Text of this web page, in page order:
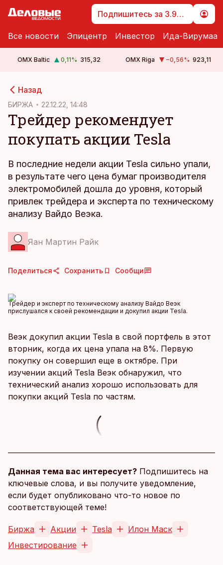
Подпишитесь за 3.99 €
Все новости Эпицентр Инвестор Ида-Вирумаа
OMX Baltic 0,11% 315,32 OMX Riga −0,56% 923,11
Назад
БИРЖА 22.12.22, 14:48
Трейдер рекомендует
покупать акции Tesla
В последние недели акции Tesla сильно упали,
в результате чего цена бумаг производителя
электромобилей дошла до уровня, который
привлек трейдера и эксперта по техническому
анализу Вайдо Веэка.
Яан Мартин Райк
Поделиться Сохранить Сообщи
Трейдер и эксперт по техническому анализу Вайдо Веэк
прислушался к своей рекомендации и докупил акции Tesla.
Веэк докупил акции Tesla в свой портфель в этот
вторник, когда их цена упала на 8%. Первую
покупку он совершил еще в октябре. При
изучении акций Tesla Веэк обнаружил, что
технический анализ хорошо использовать для
покупки акций Tesla по частям.
Данная тема вас интересует? Подпишитесь на
ключевые слова, и вы получите уведомление,
если будет опубликовано что-то новое по
соответствующей теме!
Биржа Акции Tesla
Илон Маск
Инвестирование